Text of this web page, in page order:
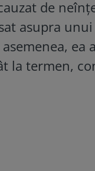
de
asupra
ea
la termen,